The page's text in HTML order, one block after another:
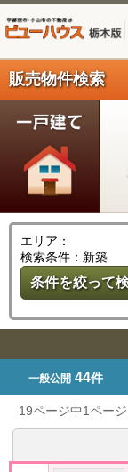
販売物件検索
エリア：
検索条件：新築
条件を絞って
一般公開 44件
19ページ中1ページ